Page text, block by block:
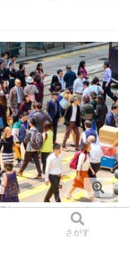
さがす
由 / Credit:Canva . ナゾロジー編